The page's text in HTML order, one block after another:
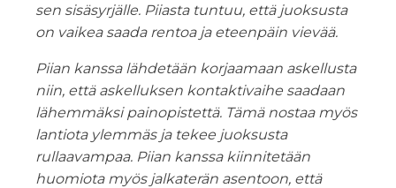
sen sisäsyrjälle. Piiasta tuntuu, että juoksusta
on vaikea saada rentoa ja eteenpäin vievää.
Piian kanssa lähdetään korjaamaan askellusta
niin, että askelluksen kontaktivaihe saadaan
lähemmäksi painopistettä. Tämä nostaa myös
lantiota ylemmäs ja tekee juoksusta
rullaavampaa. Piian kanssa kiinnitetään
huomiota myös jalkaterän asentoon, että